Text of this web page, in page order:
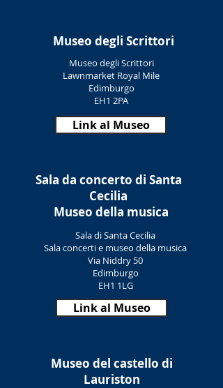
Museo degli Scrittori
Museo degli Scrittori
Lawnmarket Royal Mile
Edimburgo
EH1 2PA
Link al Museo
Sala da concerto di Santa
Cecilia
Museo della musica
Sala di Santa Cecilia
Sala concerti e museo della musica
Via Niddry 50
Edimburgo
EH1 1LG
Link al Museo
Museo del castello di
Lauriston